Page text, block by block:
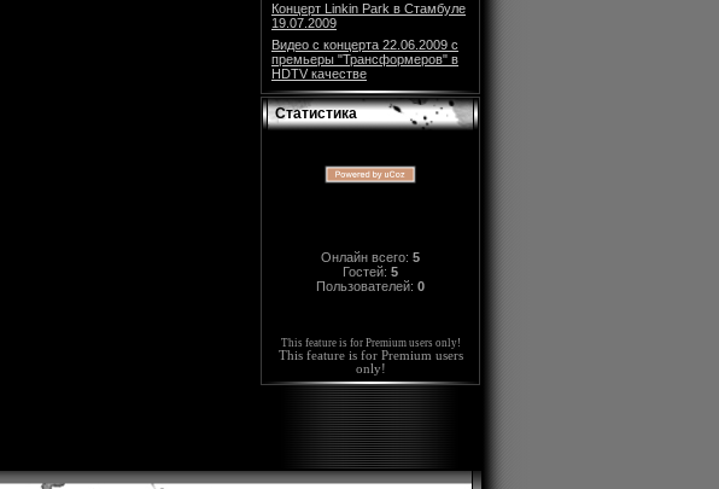
Концерт Linkin Park в Стамбуле
19.07.2009
Видео с концерта 22.06.2009 с
премьеры "Трансформеров" в
HDTV качестве
Статистика
Онлайн всего: 5
Гостей: 5
Пользователей: 0
This feature is for Premium users only!
This feature is for Premium users
only!